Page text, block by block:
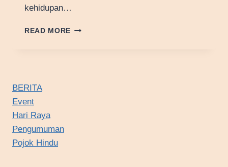
kehidupan…
READ MORE ŚULABANING
BERITA
Event
Hari Raya
Pengumuman
Pojok Hindu